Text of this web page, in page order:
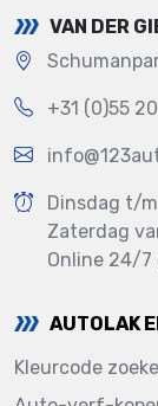
VAN DER
+31 (0)55
Dinsdag t/
Zaterdag
Online 24/7
AUTOLAK
Kleurcode